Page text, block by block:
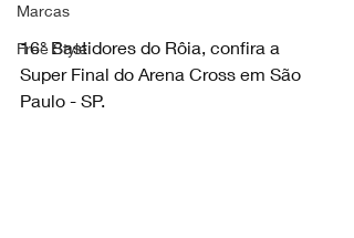
Marcas
Free Style
16° Bastidores do Rôia, confira a
Super Final do Arena Cross em São
Paulo - SP.